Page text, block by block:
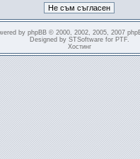
by phpBB© 2000, 2002, 2005, 2007
Designed by STSoftwarefor PTF.
Хостинг